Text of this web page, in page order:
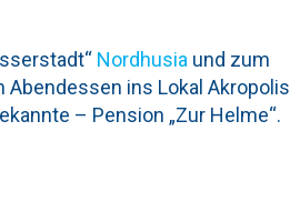
Nordhusia und zum
ins Lokal Akropolis
– Pension „Zur Helme“.